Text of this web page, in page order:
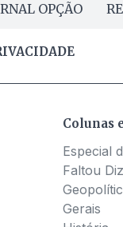
OPÇÃO
Colunas
Especial
Faltou
Gerais